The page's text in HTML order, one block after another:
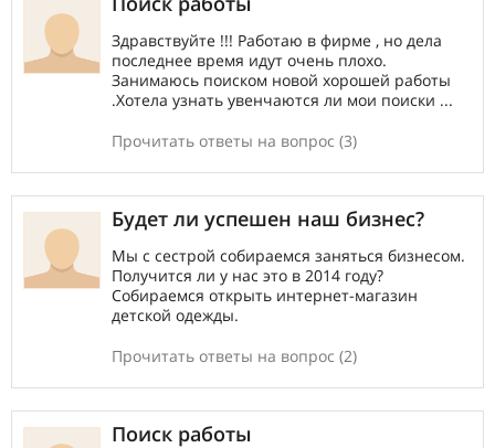
Здравствуйте !!! Работаю в фирме , но дела
последнее время идут очень плохо.
Занимаюсь поиском новой хорошей работы
.Хотела узнать увенчаются ли мои поиски ...
Прочитать ответы на вопрос (3)
Будет ли успешен наш бизнес?
Мы с сестрой собираемся заняться бизнесом.
Получится ли у нас это в 2014 году?
Собираемся открыть интернет-магазин
детской одежды.
Прочитать ответы на вопрос (2)
Поиск работы